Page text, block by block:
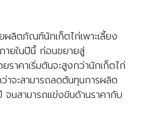
ผลิตภัณฑ์นักเก็ตไก่เพาะเลี้ยง
ายในปีนี้ ก่อนขยายสู่
ราคาเริ่มต้นจะสูงกว่านักเก็ตไก่
จะสามารถลดต้นทุนการผลิต
จนสามารถแข่งขันด้านราคากับ